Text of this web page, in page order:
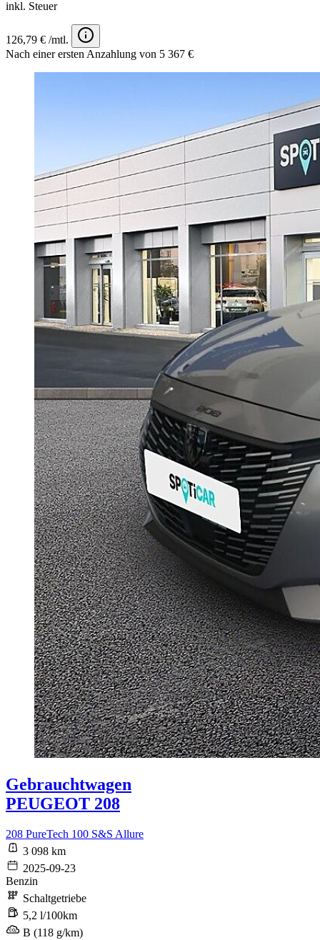
inkl. Steuer
126,79 € /mtl.
Nach einer ersten Anzahlung von 5 367 €
Gebrauchtwagen
PEUGEOT 208
208 PureTech 100 S&S Allure
3 098 km
2025-09-23
Benzin
Schaltgetriebe
5,2 l/100km
B (118 g/km)